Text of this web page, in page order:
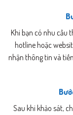
Khi bạn có nhu cầu
hotline hoặc
nhận thông tin và
Sau khi khảo sát,